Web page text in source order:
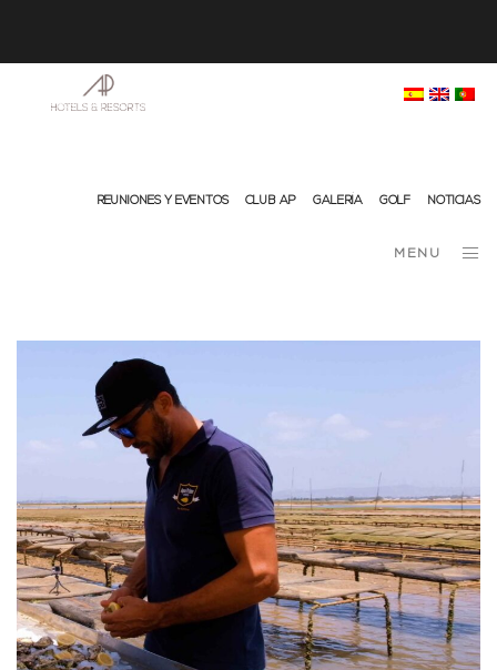
+351 289 540 100 (llamada a la red fija nacional)
REUNIONES Y EVENTOS CLUB AP GALERÍA GOLF NOTICIAS
MENU